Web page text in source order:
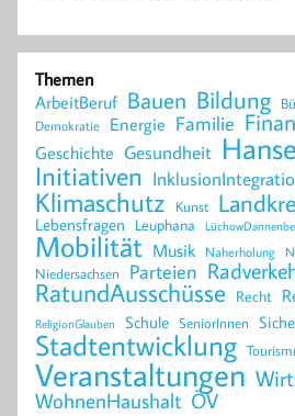
Themen
ArbeitBeruf Bauen Bildung
Demokratie Energie Familie
Geschichte Gesundheit
Initiativen
Klimaschutz Kunst
Lebensfragen Leuphana
Mobilität Musik Naherholung
Niedersachsen Parteien
RatundAusschüsse Recht
ReligionGlauben Schule SeniorInnen
Stadtentwicklung
Veranstaltungen
WohnenHaushalt ÖV